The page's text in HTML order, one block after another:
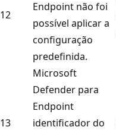
12
Endpoint não foi
possível aplicar a
configuração
predefinida.
13
Microsoft
Defender para
Endpoint
identificador do